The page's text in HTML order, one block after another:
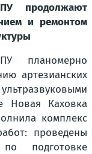
продолжают
и ремонтом
планомерно
артезианских
Новая Каховка
комплекс
проведены
по подготовке